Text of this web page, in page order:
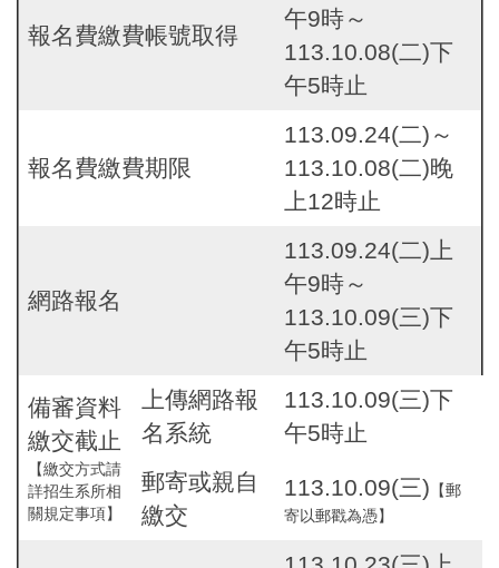
報名費繳費帳號取得
午9時～
113.10.08(二)下
午5時止
報名費繳費期限
113.09.24(二)～
113.10.08(二)晚
上12時止
網路報名
113.09.24(二)上
午9時～
113.10.09(三)下
午5時止
備審資料
繳交截止
【繳交方式請
詳招生系所相
關規定事項】
上傳網路報
名系統
113.10.09(三)下
午5時止
郵寄或親自
繳交
113.10.09(三) 【郵
寄以郵戳為憑】